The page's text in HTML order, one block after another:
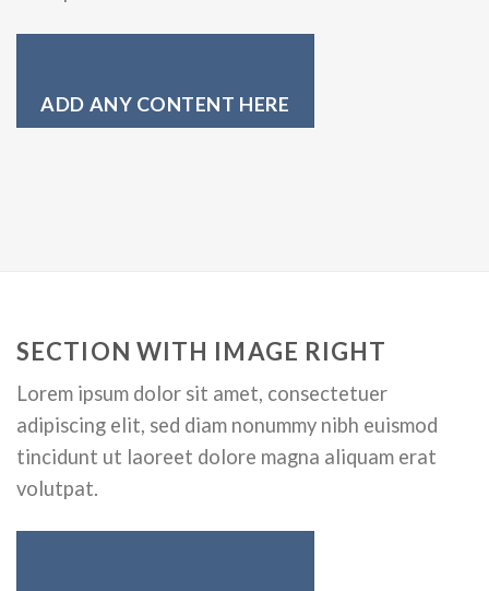
ADD ANY CONTENT HERE
SECTION WITH IMAGE RIGHT
Lorem ipsum dolor sit amet, consectetuer
adipiscing elit, sed diam nonummy nibh euismod
tincidunt ut laoreet dolore magna aliquam erat
volutpat.